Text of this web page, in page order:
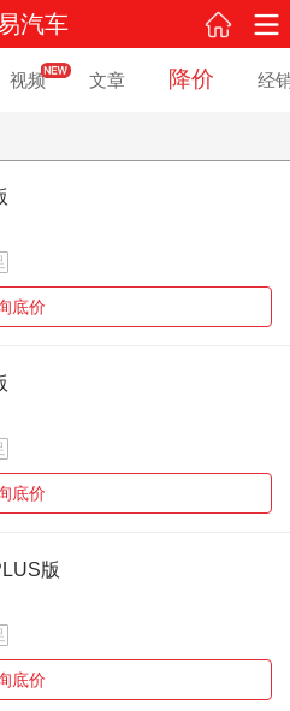
汽车
视频 文章 降价 经
底价
底价
版
底价